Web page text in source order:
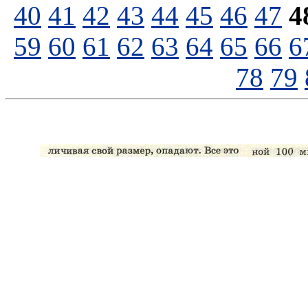
40 41 42 43 44 45 46 47
59 60 61 62 63 64 65 66
78 79